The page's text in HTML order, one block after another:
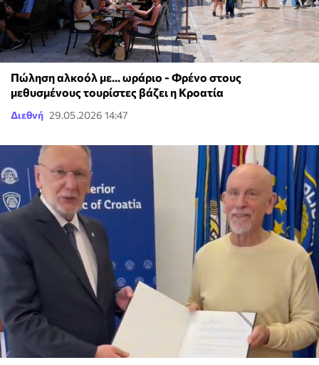
Πώληση αλκοόλ με... ωράριο - Φρένο στους
μεθυσμένους τουρίστες βάζει η Κροατία
Διεθνή 29.05.2026 14:47